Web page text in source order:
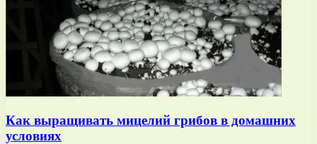
Как выращивать мицелий грибов в домашних
условиях